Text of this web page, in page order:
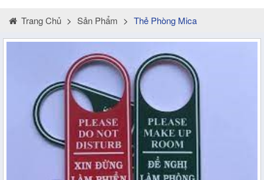
Trang Chủ > Sản Phẩm > Thẻ Phòng Mica